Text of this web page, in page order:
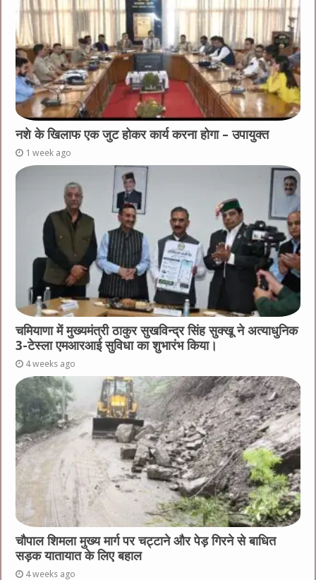
नशे के खिलाफ एक जुट होकर कार्य करना होगा – उपायुक्त
1 week ago
चमियाणा में मुख्यमंत्री ठाकुर सुखविन्द्र सिंह सुक्खू ने अत्याधुनिक
3-टेस्ला एमआरआई सुविधा का शुभारंभ किया।
4 weeks ago
चौपाल शिमला मुख्य मार्ग पर चट्टाने और पेड़ गिरने से बाधित
सड़क यातायात के लिए बहाल
4 weeks ago